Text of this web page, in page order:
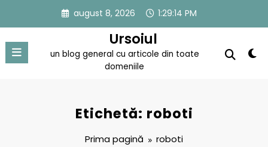
conținut
august 8, 2026 1:29:14 PM
Ursoiul
un blog general cu articole din toate
domeniile
Etichetă: roboti
Prima pagină roboti